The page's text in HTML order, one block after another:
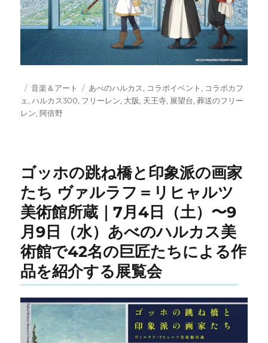
投
稿
日:
カ
テ
ゴ
音楽＆アート
タ
グ
あべのハルカス, コラボイベント, コラボカフ
ェ,ハルカス300, フリーレン, 大阪, 天王寺, 展望台,葬送のフリー
レン,阿倍野
ゴッホの跳ね橋と印象派の画家
たち ヴァルラフ＝リヒャルツ
美術館所蔵｜7月4日（土）〜9
月9日（水）あべのハルカス美
術館で42名の巨匠たちによる作
品を紹介する展覧会